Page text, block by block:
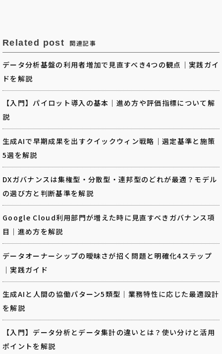
Related post 関連記事
データ分析基盤の利用者増加で見直すべき4つの観点｜実践ガイ
ドを解説
【入門】パイロット導入の基本｜進め方や評価指標について解
説
生成AIで早期成果を出すクイックウィン戦略｜選定基準と施策
5選を解説
DXガバナンスは集権型・分散型・連邦型のどれが最適？モデル
の選び方と判断基準を解説
Google Cloud利用部門が増えた時に見直すべきガバナンス項
目｜進め方を解説
データオーナーシップの曖昧さが招く問題と明確化4ステップ
｜実践ガイド
生成AIと人間の協働パターン5類型｜業務特性に応じた最適設計
を解説
【入門】データ分析とデータ集計の違いとは？使い分けと活用
ポイントを解説